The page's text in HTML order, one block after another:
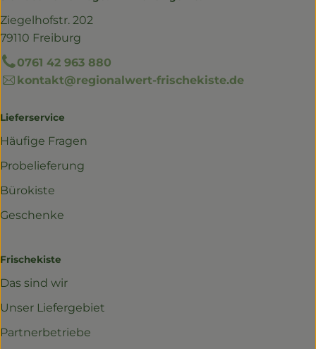
Ziegelhofstr. 202
79110 Freiburg
0761 42 963 880
kontakt@regionalwert-frischekiste.de
Lieferservice
Häufige Fragen
Probelieferung
Bürokiste
Geschenke
Frischekiste
Das sind wir
Unser Liefergebiet
Partnerbetriebe